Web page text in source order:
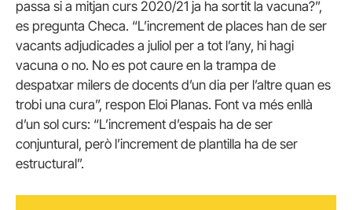
passa si a mitjan curs 2020/21 ja ha sortit la vacuna?”,
es pregunta Checa. “L’increment de places han de ser
vacants adjudicades a juliol per a tot l’any, hi hagi
vacuna o no. No es pot caure en la trampa de
despatxar milers de docents d’un dia per l’altre quan es
trobi una cura”, respon Eloi Planas. Font va més enllà
d’un sol curs: “L’increment d’espais ha de ser
conjuntural, però l’increment de plantilla ha de ser
estructural”.